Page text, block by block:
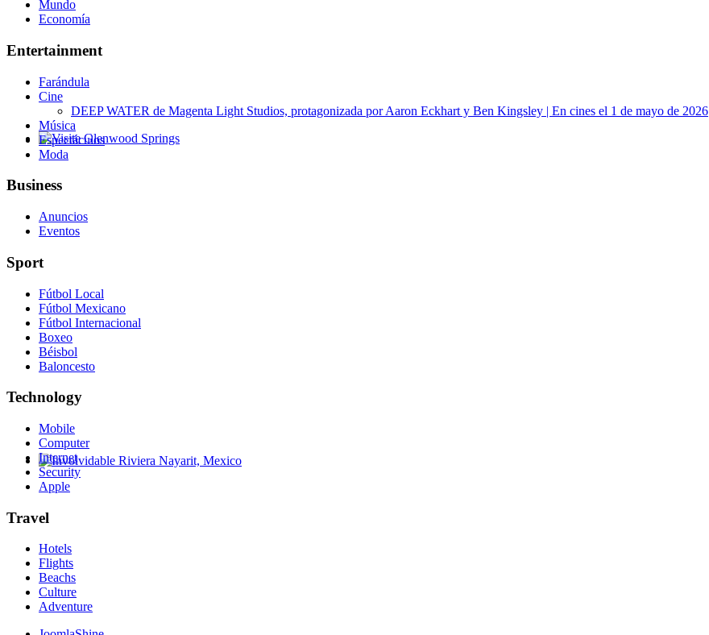
Glenwood Springs - Bello y Encantador
Involvidable Riviera Nayarit, Mexico
Mundo
Economía
Entertainment
Farándula
Cine
DEEP WATER de Magenta Light Studios, protagonizada por Aaron Eckhart y Ben Kingsley | En cines el 1 de mayo de 2026
Música
Espectáculos
Moda
Business
Anuncios
Eventos
Sport
Fútbol Local
Fútbol Mexicano
Fútbol Internacional
Boxeo
Béisbol
Baloncesto
Technology
Mobile
Computer
Internet
Security
Apple
Travel
Hotels
Flights
Beachs
Culture
Adventure